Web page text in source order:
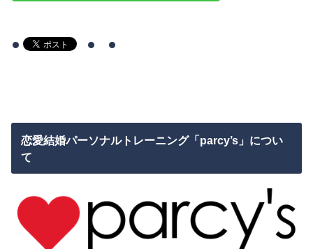
恋愛結婚パーソナルトレーニング「parcy’s」につい
て